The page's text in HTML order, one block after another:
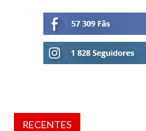
RECENTES